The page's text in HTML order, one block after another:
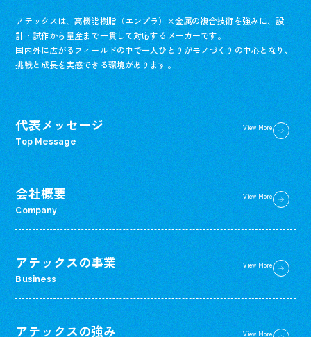
アテックスは、高機能樹脂（エンプラ）×金属の複合技術を強みに、設
計・試作から量産まで一貫して対応するメーカーです。
国内外に広がるフィールドの中で一人ひとりがモノづくりの中心となり、
挑戦と成長を実感できる環境があります。
代表メッセージ
Top Message
View More
会社概要
Company
View More
アテックスの事業
Business
View More
アテックスの強み View More